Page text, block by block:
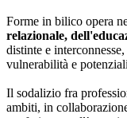
Forme in bilico opera
relazionale,
distinte e
vulnerabilità e
Il sodalizio fra
ambiti, in